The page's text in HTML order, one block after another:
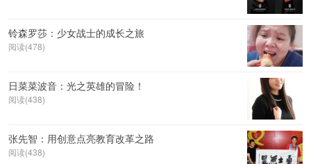
铃森罗莎：少女战士的成长之旅
阅读(478)
日菜菜波音：光之英雄的冒险！
阅读(438)
张先智：用创意点亮教育改革之路
阅读(438)